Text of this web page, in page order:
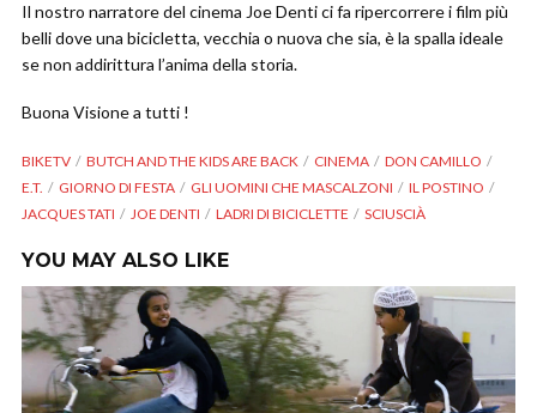
Il nostro narratore del cinema Joe Denti ci fa ripercorrere i film più
belli dove una bicicletta, vecchia o nuova che sia, è la spalla ideale
se non addirittura l’anima della storia.
Buona Visione a tutti !
BIKETV BUTCH AND THE KIDS ARE BACK CINEMA
DON CAMILLO
E.T.
GIORNO DI FESTA GLI UOMINI CHE MASCALZONI
IL POSTINO
JACQUES TATI
JOE DENTI LADRI DI BICICLETTE SCIUSCIÀ
YOU MAY ALSO LIKE